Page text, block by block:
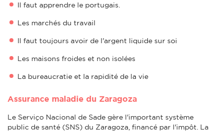
Il faut apprendre le portugais.
Les marchés du travail
Il faut toujours avoir de l'argent liquide sur soi
Les maisons froides et non isolées
La bureaucratie et la rapidité de la vie
Assurance maladie du Zaragoza
Le Serviço Nacional de Sade gère l'important système
public de santé (SNS) du Zaragoza, financé par l'impôt. La